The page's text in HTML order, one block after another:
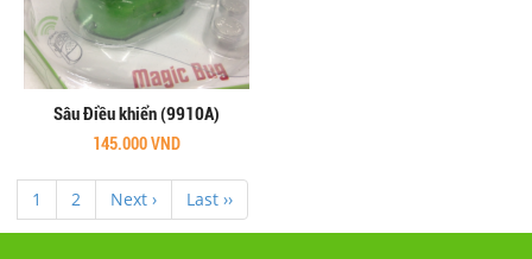
Sâu Điều khiển (9910A)
145.000 VND
1 2 Next › Last ››